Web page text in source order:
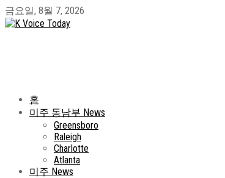
금요일, 8월 7, 2026
홈
미주 동남부 News
Greensboro
Raleigh
Charlotte
Atlanta
미주 News